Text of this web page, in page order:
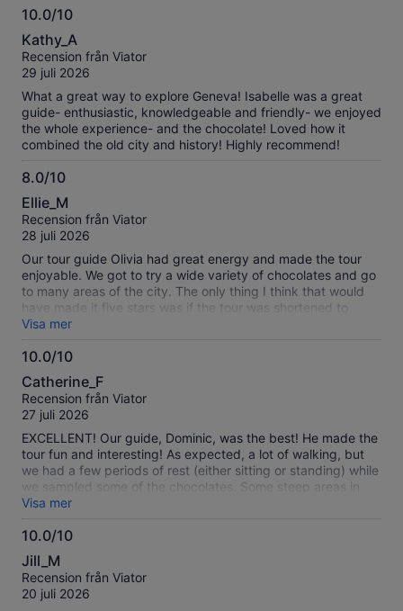
10.0/10
10.0
av
10
Kathy_A
Recension från Viator
29 juli 2026
What a great way to explore Geneva! Isabelle was a great
guide- enthusiastic, knowledgeable and friendly- we enjoyed
the whole experience- and the chocolate! Loved how it
combined the old city and history! Highly recommend!
8.0/10
8.0
av
10
Ellie_M
Recension från Viator
28 juli 2026
Our tour guide Olivia had great energy and made the tour
enjoyable. We got to try a wide variety of chocolates and go
to many areas of the city. The only thing I think that would
have made it five stars was if the tour was shortened to
about 2 hours and more focused on just trying chocolate, not
necessarily seeing Geneva monuments.
Visa mer
10.0/10
10.0
av
10
Catherine_F
Recension från Viator
27 juli 2026
EXCELLENT! Our guide, Dominic, was the best! He made the
tour fun and interesting! As expected, a lot of walking, but
we had a few periods of rest (either sitting or standing) while
we sampled some of the chocolates. Some steep areas in
Old Town, but manageable if you can do moderate exercise.
Since the chocolate can melt easily due to its high quality, it
would be helpful to bring wet wipes or napkins in case. The
ending place (the same) is convenient and accessible for
taxis and Ubers. I highly recommend this tour!
Visa mer
10.0/10
10.0
av
10
Jill_M
Recension från Viator
20 juli 2026